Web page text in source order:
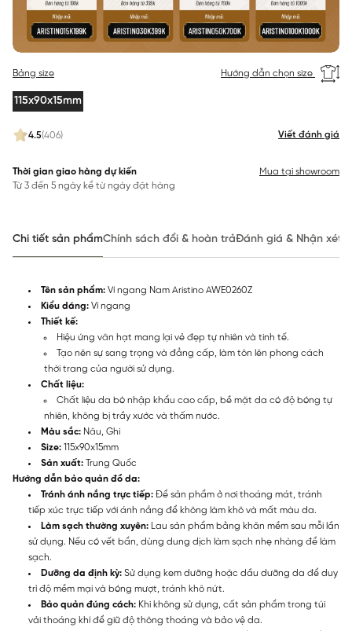
4.5(406) Viết đánh giá
Bảng size Hướng dẫn chọn size
115x90x15mm
Thời gian giao hàng dự kiến
Từ 3 đến 5 ngày kể từ ngày đặt hàng
Mua tại showroom
Chi tiết sản phẩmChính sách đổi & hoàn trảĐánh giá & Nhận xét
Tên sản phẩm: Ví ngang Nam Aristino AWE0260Z
Kiểu dáng: Ví ngang
Thiết kế:
Hiệu ứng vân hạt mang lại vẻ đẹp tự nhiên và tinh tế.
Tạo nên sự sang trọng và đẳng cấp, làm tôn lên phong cách
thời trang của người sử dụng.
Chất liệu:
Chất liệu da bò nhập khẩu cao cấp, bề mặt da có độ bóng tự
nhiên, không bị trầy xước và thấm nước.
Màu sắc: Nâu, Ghi
Size: 115x90x15mm
Sản xuất: Trung Quốc
Hướng dẫn bảo quản đồ da:
Tránh ánh nắng trực tiếp: Để sản phẩm ở nơi thoáng mát, tránh
tiếp xúc trực tiếp với ánh nắng để không làm khô và mất màu da.
Làm sạch thường xuyên: Lau sản phẩm bằng khăn mềm sau mỗi lần
sử dụng. Nếu có vết bẩn, dùng dung dịch làm sạch nhẹ nhàng để làm
sạch.
Dưỡng da định kỳ: Sử dụng kem dưỡng hoặc dầu dưỡng da để duy
trì độ mềm mại và bóng mượt, tránh khô nứt.
Bảo quản đúng cách: Khi không sử dụng, cất sản phẩm trong túi
vải thoáng khí để giữ độ thông thoáng và bảo vệ da.